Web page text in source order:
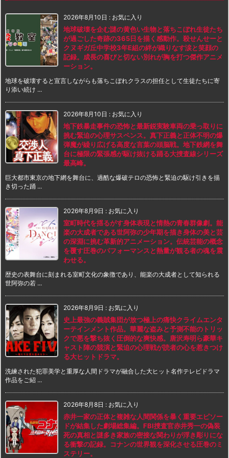
2026年8月10日 : お気に入り
地球破壊を企む謎の黄色い生物と落ちこぼれ生徒たち
が過ごした奇跡の365日を描く感動作。殺せんせーと
クヌギガ丘中学校3年E組の絆が織りなす涙と笑顔の
記録。成長の喜びと切ない別れが胸を打つ傑作アニメ
ーション。
地球を破壊すると宣言しながらも落ちこぼれクラスの担任として生徒たちに寄
り添い続け ...
2026年8月10日 : お気に入り
地下鉄暴走事件の恐怖と最新鋭実験車両の乗っ取りに
挑む緊迫の心理サスペンス。真下正義と正体不明の爆
弾魔が繰り広げる高度な言葉の頭脳戦。地下鉄網を舞
台に極限の緊張感が駆け抜ける踊る大捜査線シリーズ
最高峰。
巨大都市東京の地下網を舞台に、過酷な爆破テロの恐怖と緊迫の駆け引きを描
き切った踊 ...
2026年8月9日 : お気に入り
室町時代を揺るがす身体表現と情熱の青春群像劇。能
楽の大成者である世阿弥の少年期を描き身体の美と芸
の深淵に挑む革新的アニメーション。伝統芸能の概念
を覆す圧巻のパフォーマンスと熱量が観る者の魂を震
わせる。
歴史の表舞台に刻まれる室町文化の象徴であり、能楽の大成者として知られる
世阿弥の若 ...
2026年8月9日 : お気に入り
史上最強の義賊集団が放つ極上の痛快クライムエンタ
ーテインメント作品。華麗な盗みと予測不能のトリッ
クで悪を撃ち抜く圧倒的な爽快感。唐沢寿明ら豪華キ
ャスト陣の競演と緊迫の心理戦が読者の心を惹きつけ
る大ヒットドラマ。
洗練された犯罪美学と重厚な人間ドラマが融合した大ヒット名作テレビドラマ
作品をご紹 ...
2026年8月8日 : お気に入り
赤井一家の正体と複雑な人間関係を暴く重要エピソー
ドが結集した劇場総集編。FBI捜査官赤井秀一の偽装
死の真相と謎多き家族の密接な関わりが浮き彫りにな
る衝撃の記録。コナンの世界観を深化させる圧巻のミ
ステリー。